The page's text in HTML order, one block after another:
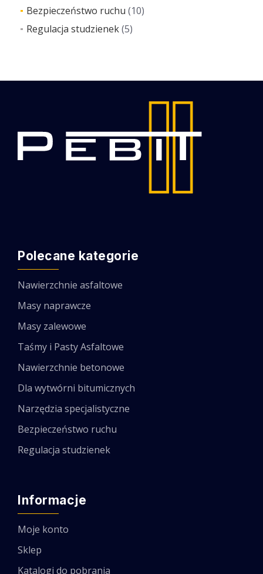
Bezpieczeństwo ruchu (10)
Regulacja studzienek(5)
Polecane kategorie
Nawierzchnie asfaltowe
Masy naprawcze
Masy zalewowe
Taśmy i Pasty Asfaltowe
Nawierzchnie betonowe
Dla wytwórni bitumicznych
Narzędzia specjalistyczne
Bezpieczeństwo ruchu
Regulacja studzienek
Informacje
Moje konto
Sklep
Katalogi do pobrania